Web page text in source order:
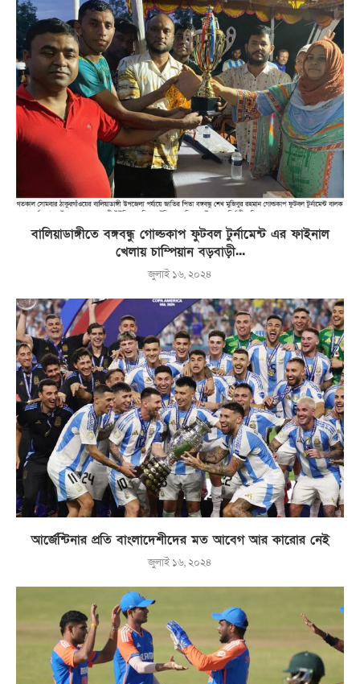
বালিয়াডাঙ্গীতে বঙ্গবন্ধু গোল্ডকাপ ফুটবল টুর্নামেন্ট এর ফাইনাল
খেলায় চাম্পিয়ান বড়বাড়ী...
জুলাই ১৬, ২০২৪
আর্জেন্টিনার প্রতি বাংলাদেশীদের মত আবেগ আর কারোর নেই
জুলাই ১৬, ২০২৪